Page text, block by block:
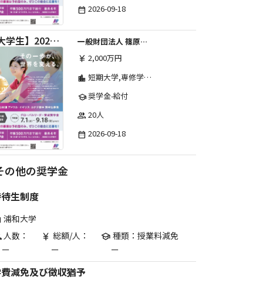
date_range 2026-09-18
【大学生】2026年度 しのはら財団 アメリカ・イギリス・カナダ英語留学奨学金
一般財団法人 篠原欣子記念財団 (海外留学奨学金グループ)
currency_yen 2,000万円
location_city 短期大学,専修学校,高等専門学校,その他,高等学校,大学院,大学
school奨学金-給付
group 20人
date_range 2026-09-18
の他の奨学金
生制度
浦和大学
人数：
ー
currency_yen 総額/人：
ー
school 種類：授業料減免
ー
減免及び徴収猶予